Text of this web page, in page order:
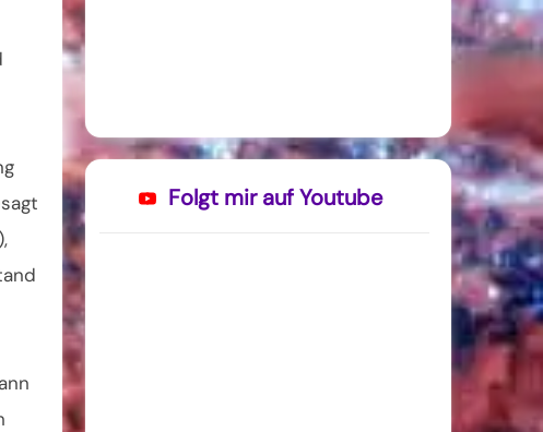
Folgt mir auf Youtube